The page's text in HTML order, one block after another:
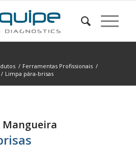
/ Ferramentas Profissionais /
/ Limpa pára-brisas
Mangueira